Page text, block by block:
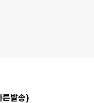
발송)